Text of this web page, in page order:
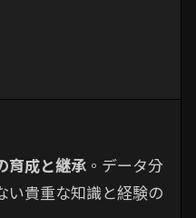
育成と継承 。データ分
い貴重な知識と経験の